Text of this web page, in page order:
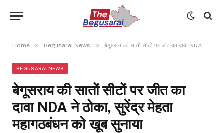
Home » Begusarai News » बेगूसराय की सातों सीटों पर जीत का दावा NDA ने ठोका, सुरेंद्र मेहता महागठबंधन को खूब सुनाया
BEGUSARAI NEWS
बेगूसराय की सातों सीटों पर जीत का
दावा NDA ने ठोका, सुरेंद्र मेहता
महागठबंधन को खूब सुनाया